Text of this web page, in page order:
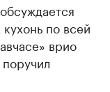
по всей
врио
поручил